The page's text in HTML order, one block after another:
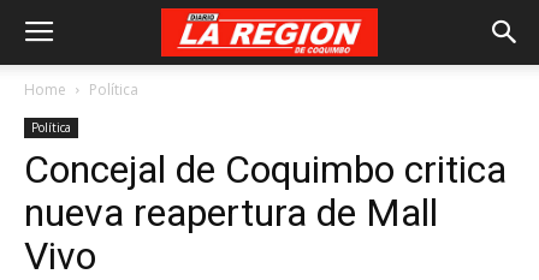
Home Política
Política
Concejal de Coquimbo critica
nueva reapertura de Mall
Vivo